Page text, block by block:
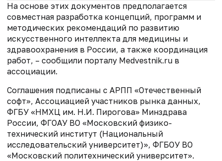
На основе этих документов предполагается
совместная разработка концепций, программ и
методических рекомендаций по развитию
искусственного интеллекта для медицины и
здравоохранения в России, а также координация
работ, – сообщили порталу Medvestnik.ru в
ассоциации.
Соглашения подписаны с АРПП «Отечественный
софт», Ассоциацией участников рынка данных,
ФГБУ «НМХЦ им. Н.И. Пирогова» Минздрава
России, ФГОАУ ВО «Московский физико-
технический институт (Национальный
исследовательский университет)», ФГБОУ ВО
«Московский политехнический университет».